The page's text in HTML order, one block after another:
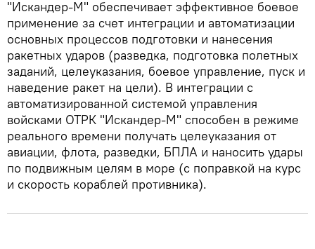
"Искандер-М" обеспечивает эффективное боевое
применение за счет интеграции и автоматизации
основных процессов подготовки и нанесения
ракетных ударов (разведка, подготовка полетных
заданий, целеуказания, боевое управление, пуск и
наведение ракет на цели). В интеграции с
автоматизированной системой управления
войсками ОТРК "Искандер-М" способен в режиме
реального времени получать целеуказания от
авиации, флота, разведки, БПЛА и наносить удары
по подвижным целям в море (с поправкой на курс
и скорость кораблей противника).